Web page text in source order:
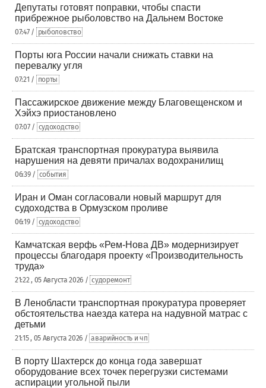
Депутаты готовят поправки, чтобы спасти
прибрежное рыболовство на Дальнем Востоке
07:47 / рыболовство
Порты юга России начали снижать ставки на
перевалку угля
07:21 / порты
Пассажирское движение между Благовещенском и
Хэйхэ приостановлено
07:07 / судоходство
Братская транспортная прокуратура выявила
нарушения на девяти причалах водохранилищ
06:39 / события
Иран и Оман согласовали новый маршрут для
судоходства в Ормузском проливе
06:19 / судоходство
Камчатская верфь «Рем-Нова ДВ» модернизирует
процессы благодаря проекту «Производительность
труда»
21:22 , 05 Августа 2026 / судоремонт
В Ленобласти транспортная прокуратура проверяет
обстоятельства наезда катера на надувной матрас с
детьми
21:15 , 05 Августа 2026 / аварийность и чп
В порту Шахтерск до конца года завершат
оборудование всех точек перегрузки системами
аспирации угольной пыли